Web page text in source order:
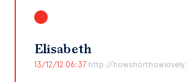
Elisabeth
13/12/12 06:37 http://